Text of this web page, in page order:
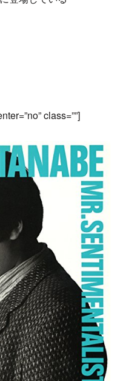
class=””]